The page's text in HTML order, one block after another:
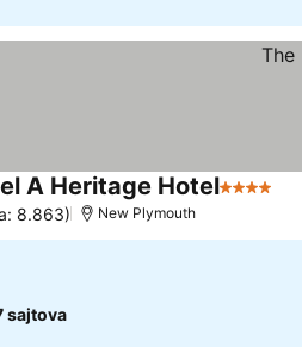
A Heritage Hotel4
8.863) New Plymouth
sajtova